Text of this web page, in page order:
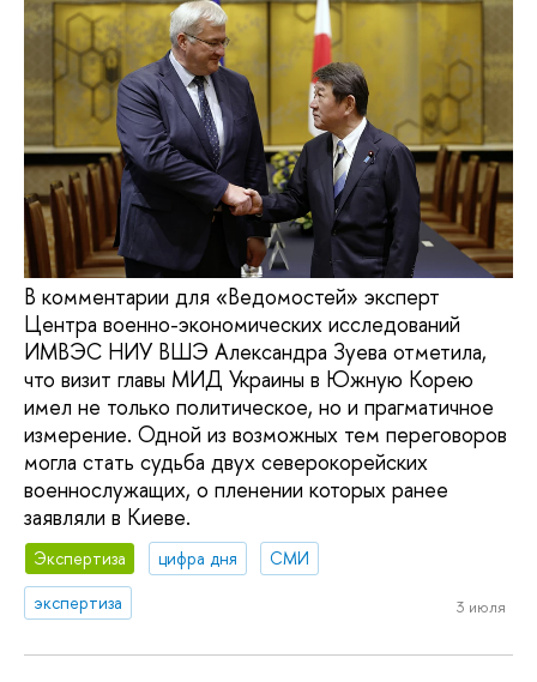
В комментарии для «Ведомостей» эксперт
Центра военно-экономических исследований
ИМВЭС НИУ ВШЭ Александра Зуева отметила,
что визит главы МИД Украины в Южную Корею
имел не только политическое, но и прагматичное
измерение. Одной из возможных тем переговоров
могла стать судьба двух северокорейских
военнослужащих, о пленении которых ранее
заявляли в Киеве.
Экспертиза цифра дня
СМИ
экспертиза
3 июля